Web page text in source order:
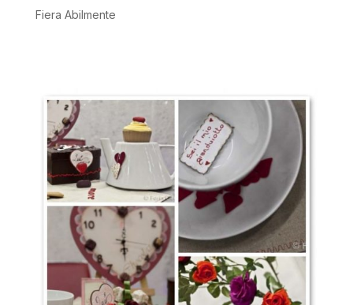
Fiera Abilmente